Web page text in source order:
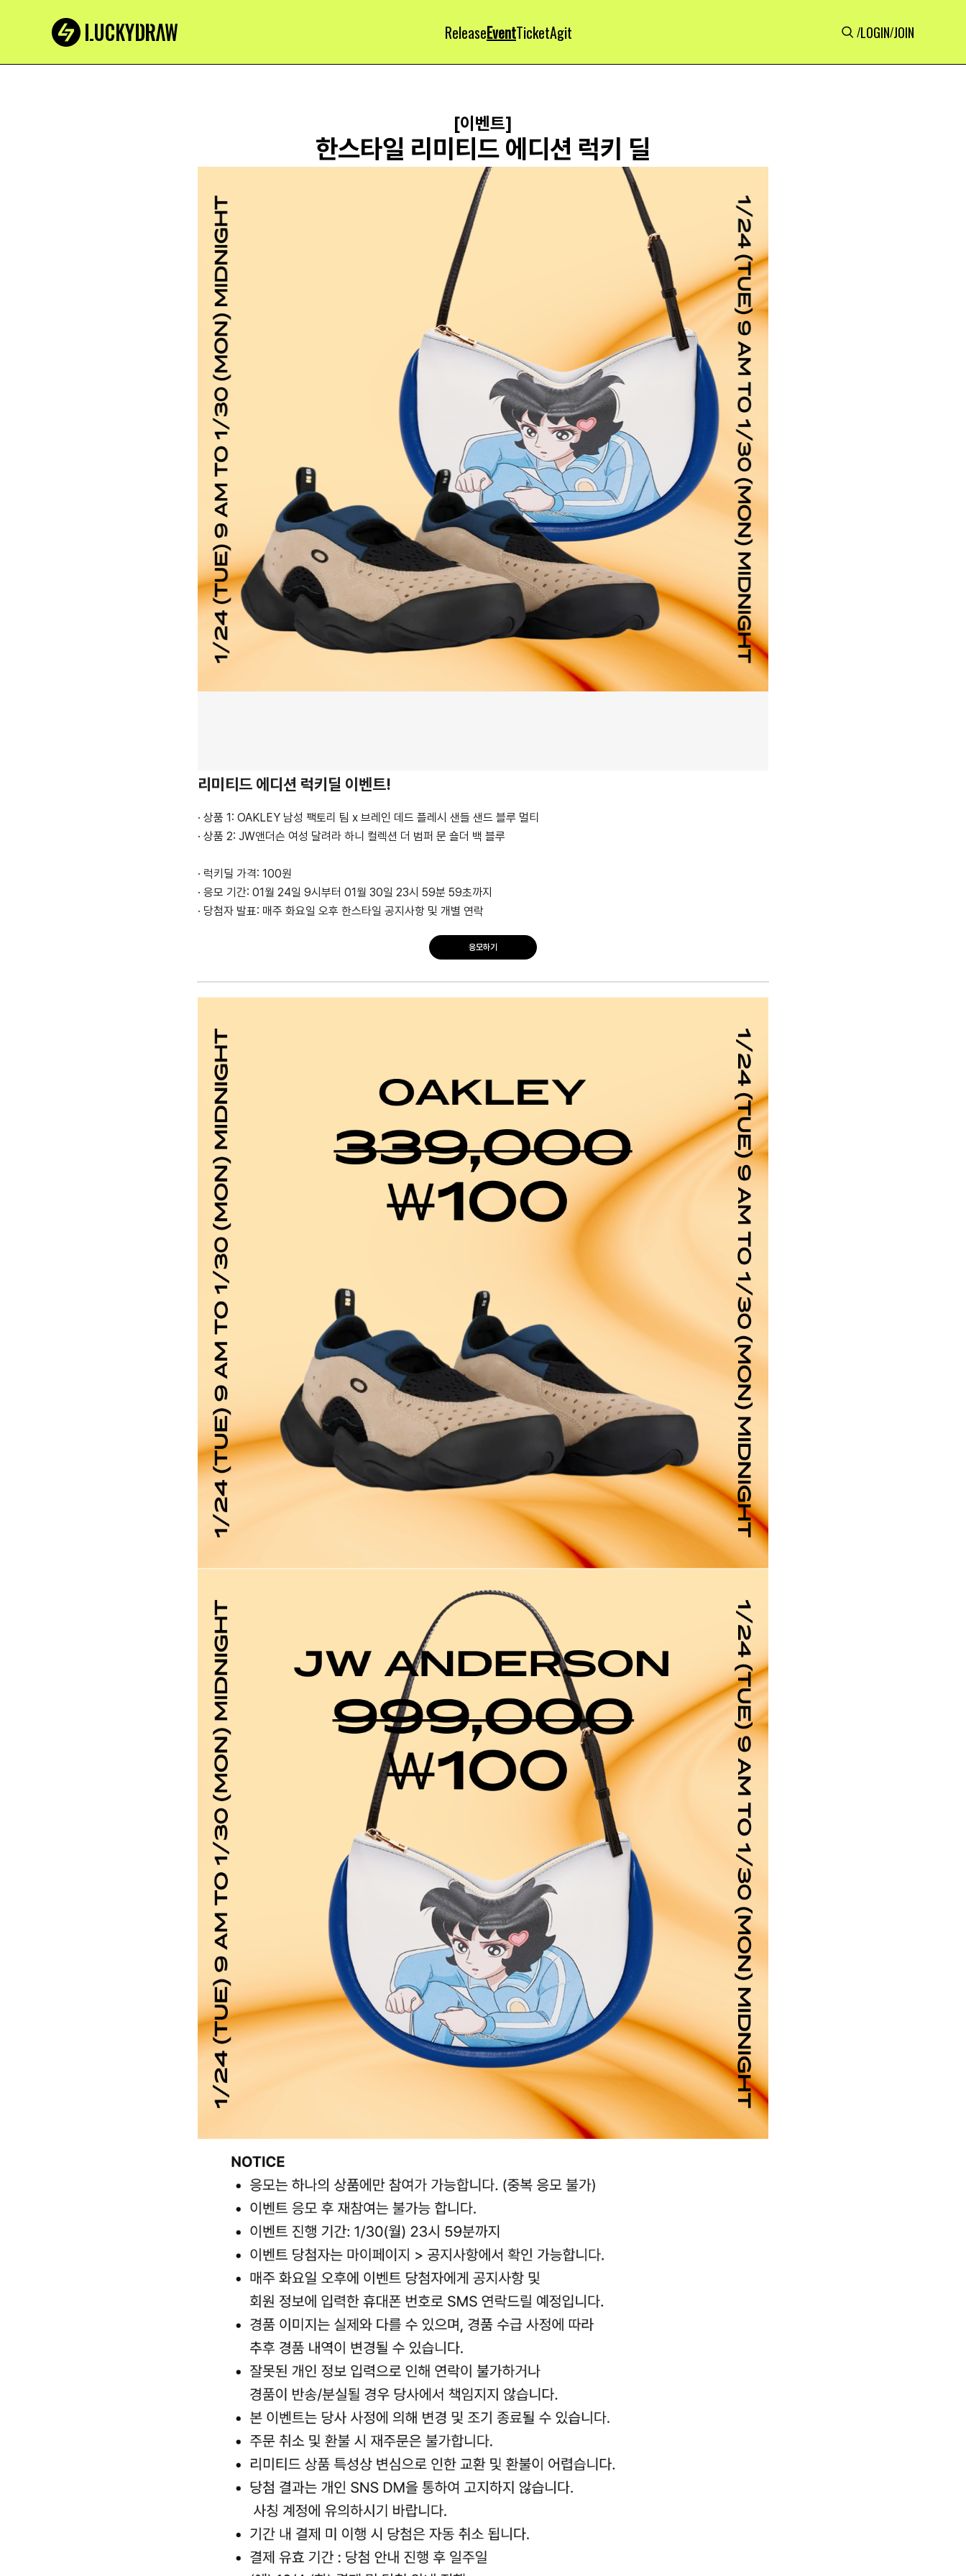
ReleaseEventTicketAgit /LOGIN/JOIN
[이벤트]
한스타일 리미티드 에디션 럭키 딜
리미티드 에디션 럭키딜 이벤트!
· 상품 1: OAKLEY 남성 팩토리 팀 x 브레인 데드 플레시 샌들 샌드 블루 멀티
· 상품 2: JW앤더슨 여성 달려라 하니 컬렉션 더 범퍼 문 숄더 백 블루
· 럭키딜 가격: 100원
· 응모 기간: 01월 24일 9시부터 01월 30일 23시 59분 59초까지
· 당첨자 발표: 매주 화요일 오후 한스타일 공지사항 및 개별 연락
응모하기